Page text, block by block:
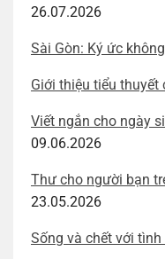
26.07.2026
Sài Gòn: Ký ức
Giới thiệu tiểu thuyết
Viết ngắn cho ngày
09.06.2026
Thư cho người bạn
23.05.2026
Sống và chết với tình